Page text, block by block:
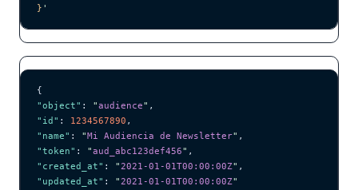
} '
{
"object" : "audience" ,
"id" : 1234567890 ,
"name" : "Mi Audiencia de Newsletter" ,
"token" : "aud_abc123def456" ,
"created_at" : "2021-01-01T00:00:00Z" ,
"updated_at" : "2021-01-01T00:00:00Z"